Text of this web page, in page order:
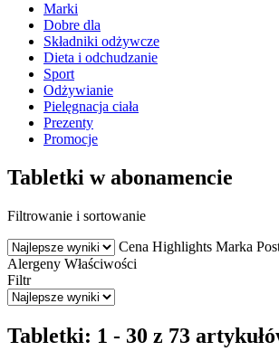
Marki
Dobre dla
Składniki odżywcze
Dieta i odchudzanie
Sport
Odżywianie
Pielęgnacja ciała
Prezenty
Promocje
Tabletki w abonamencie
Filtrowanie i sortowanie
Cena Highlights Marka
Alergeny Właściwości
Filtr
Tabletki: 1 - 30 z 73